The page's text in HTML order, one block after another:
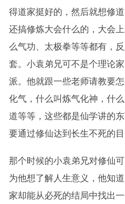
得道家挺好的，然后就想修
还搞修炼大会什么的，大会
么气功、太极拳等等都有，
套。小袁弟兄可不是个理论
派。他就跟一些老师请教要
化气，什么叫炼气化神，什
道等等，这些都是仙学讲的
要通过修仙达到长生不死的目
那个时候的小袁弟兄对修仙
为他想了解人生意义，他知
家却能从必死的结局中找出